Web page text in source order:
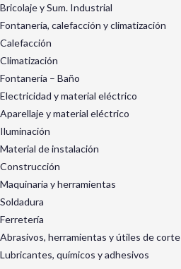
Bricolaje y Sum. Industrial
Fontanería, calefacción y climatización
Calefacción
Climatización
Fontanería – Baño
Electricidad y material eléctrico
Aparellaje y material eléctrico
Iluminación
Material de instalación
Construcción
Maquinaria y herramientas
Soldadura
Ferretería
Abrasivos, herramientas y útiles de corte
Lubricantes, químicos y adhesivos